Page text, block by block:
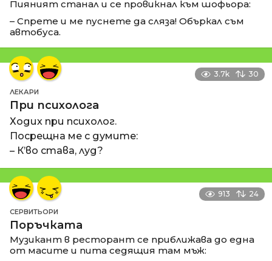
Пияният станал и се провикнал към шофьора:
– Спрете и ме пуснете да сляза! Объркал съм
автобуса.
3.7k 30
ЛЕКАРИ
При психолога
Ходих при психолог.
Посрещна ме с думите:
– К’во става, луд?
913 24
СЕРВИТЬОРИ
Поръчката
Музикант в ресторант се приближава до една
от масите и пита седящия там мъж: